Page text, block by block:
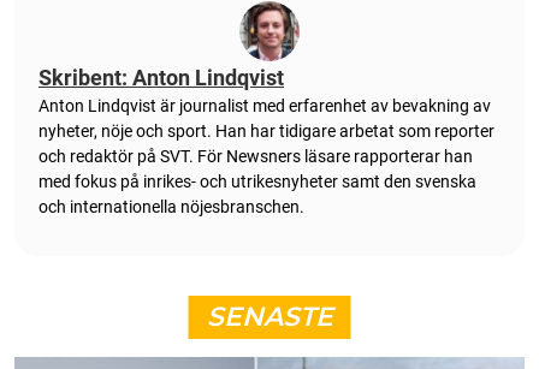
Skribent: Anton Lindqvist
Anton Lindqvist är journalist med erfarenhet av bevakning av
nyheter, nöje och sport. Han har tidigare arbetat som reporter
och redaktör på SVT. För Newsners läsare rapporterar han
med fokus på inrikes- och utrikesnyheter samt den svenska
och internationella nöjesbranschen.
SENASTE